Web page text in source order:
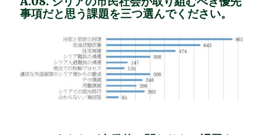
事項だと思う課題を三つ選んでください。